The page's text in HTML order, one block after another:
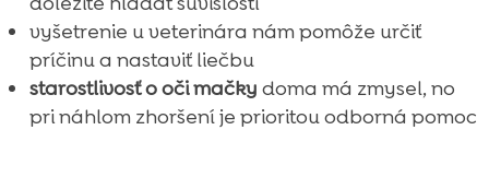
vyšetrenie u veterinára nám pomôže určiť
príčinu a nastaviť liečbu
starostlivosť o oči mačky doma má zmysel, no
pri náhlom zhoršení je prioritou odborná pomoc